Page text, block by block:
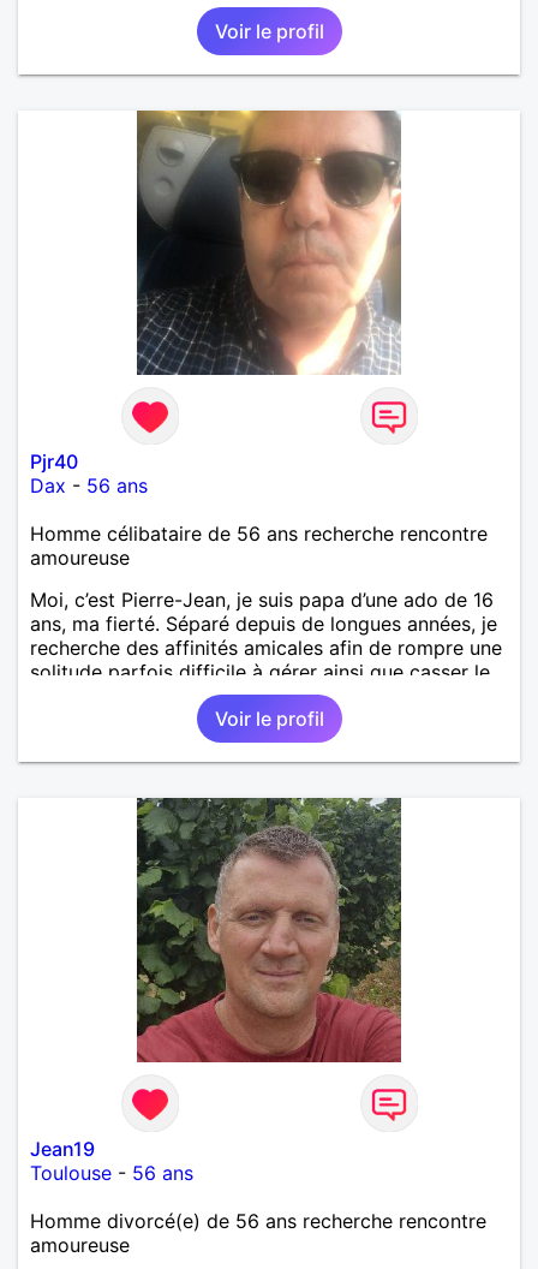
Voir le profil
Pjr40
Dax - 56 ans
Homme célibataire de 56 ans recherche rencontre
amoureuse
Moi, c’est Pierre-Jean, je suis papa d’une ado de 16
ans, ma fierté. Séparé depuis de longues années, je
recherche des affinités amicales afin de rompre une
solitude parfois difficile à gérer ainsi que casser le
vague à l’âme. L’amitié reste extrêmement
importante à mes yeux mais peut se décliner en des
sentiments plus puissants. « Le temps fera son
œuvre » disait Arthur Schopenhauer, philosophe
autant être trop locace. Je suis bourré de qualités
avec très peu de défauts. Je suis altruiste,
bienveillant, empathique, attentionné, honnête,
respectueux, doux de caractère et compréhensif : je
laisse « glisser » beaucoup de choses. Mais ne vous
m’éprenez pas Mesdames, si une personne que
j’aime me trahit une fois, il n’y aura pas de seconde
chance et je l’effacerai à « vitam eternam ».
Néanmoins, je suis un tout petit peu maniaque ainsi
qu’impatient. J’essaye de faire des efforts. Rien de
bien dramatique ! Du moins je le pense……Je suis un
homme facile à vivre. À vous si vous le souhaitez,
d’apprendre à me connaître davantage. J’en serai
ravi….A très bientôt je l’espère.
Voir le profil
Jean19
Toulouse - 56 ans
Homme divorcé(e) de 56 ans recherche rencontre
amoureuse